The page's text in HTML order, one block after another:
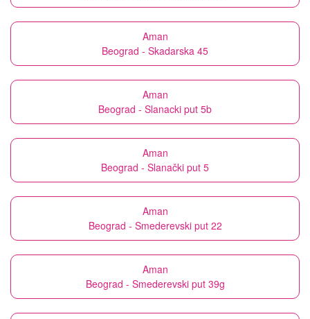
Aman
Beograd - Skadarska 45
Aman
Beograd - Slanacki put 5b
Aman
Beograd - Slanački put 5
Aman
Beograd - Smederevski put 22
Aman
Beograd - Smederevski put 39g